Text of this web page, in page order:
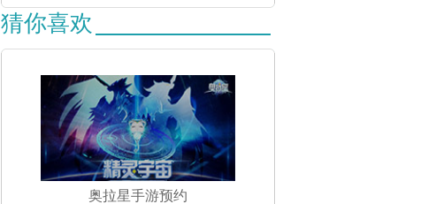
猜你喜欢
奥拉星手游预约